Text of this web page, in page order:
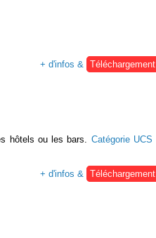
+ d'infos &
Téléchargement
hôtels ou les bars. Catégorie UCS
+ d'infos & Téléchargement